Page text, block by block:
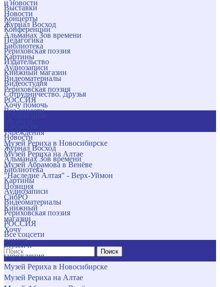
и новости
Новости
Журнал Восход
Альманах Зов времени
Библиотека
Картины
Аудиозаписи
Видеоматериалы
Рериховская поэзия
РОССИЯ
Все соцсети
учреждения
Музей Рериха в Новосибирске
Музей Рериха на Алтае
Музей Абрамова в Венёве
"Наследие Алтая" - Верх-Уймон
Позиция
СибРО
Книжный
магазин
Хочу
помочь
Поиск
Выставки
Концерты
Конференции
Педагогика
Рериховская поэзия
Издательство
Книжный магазин
Видеостудия
Сотрудничество. Друзья
Хочу помочь
Новости
Журнал Восход
Альманах Зов времени
Библиотека
Картины
Аудиозаписи
Видеоматериалы
Рериховская поэзия
РОССИЯ
Все соцсети
Музеи и
учреждения
Музей Рериха в Новосибирске
Музей Рериха на Алтае